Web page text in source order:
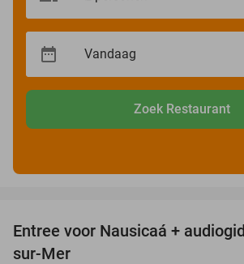
Zoek Restaurant
Entree voor Nausicaá +
sur-Mer